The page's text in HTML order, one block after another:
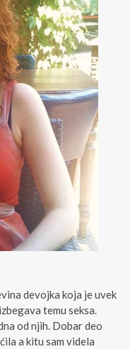
devojka koja je uvek
temu seksa.
od njih. Dobar deo
a kitu sam videla